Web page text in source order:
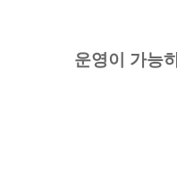
운영이 가능